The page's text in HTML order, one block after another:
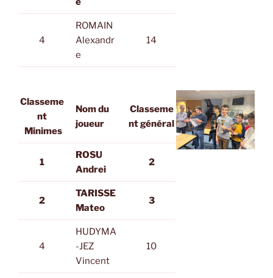
4
ROMAIN
Alexandr
e
14
Classeme
nt
Minimes
Nom du
joueur
Classeme
nt général
1
ROSU
Andrei
2
2
TARISSE
Mateo
3
4
HUDYMA
-JEZ
Vincent
10